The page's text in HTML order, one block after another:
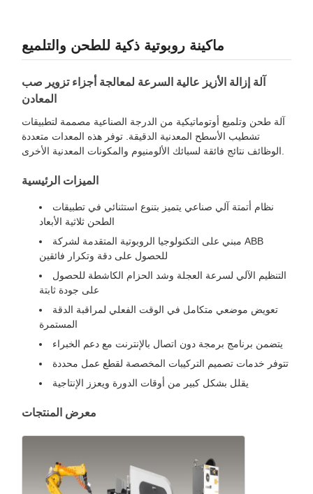
ماكينة روبوتية ذكية للطحن والتلميع
آلة إزالة الأزيز عالية السرعة لمعالجة أجزاء تزوير صب
المعادن
آلة طحن وتلميع أوتوماتيكية من الدرجة الصناعية مصممة لتطبيقات
تشطيب الأسطح المعدنية الدقيقة. توفر هذه المعدات متعددة
الميزات الرئيسية
نظام أتمتة آلي صناعي يتميز بتنوع استثنائي في تطبيقات
الطحن ثلاثية الأبعاد
مبني على التكنولوجيا الروبوتية المتقدمة لشركة ABB
للحصول على دقة وتكرار فائقين
التنظيم الآلي لسرعة العجلة وشد الحزام الكاشطة للحصول
على جودة ثابتة
تعويض موضعي متكامل في الوقت الفعلي لمراقبة الدقة
المستمرة
يتضمن برنامج برمجة دون اتصال بالإنترنت مع دعم الخبراء
تتوفر خدمات تصميم التركيبات المخصصة لقطع عمل محددة
يقلل بشكل كبير من أوقات الدورة ويعزز الإنتاجية
معرض المنتجات